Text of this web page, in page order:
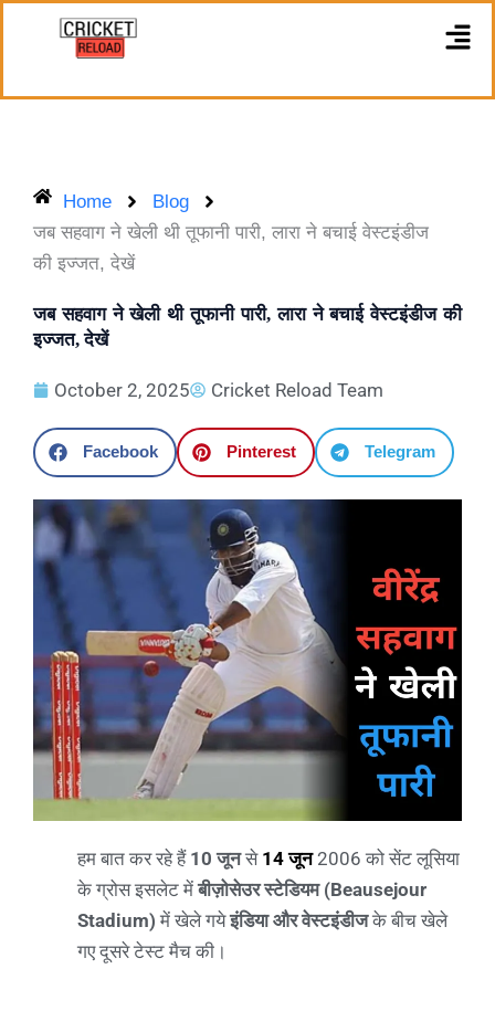
Home
Blog
जब सहवाग ने खेली थी तूफानी पारी, लारा ने बचाई वेस्टइंडीज
की इज्जत, देखें
जब सहवाग ने खेली थी तूफानी पारी, लारा ने बचाई वेस्टइंडीज की
इज्जत, देखें
October 2, 2025 Cricket Reload Team
Facebook Pinterest Telegram
हम बात कर रहे हैं 10 जूनसे 14 जून2006 को सेंट लूसिया
के ग्रोस इसलेट मेंबीज़ोसेउर स्टेडियम (Beausejour
Stadium) में खेले गयेइंडिया और वेस्टइंडीजके बीच खेले
गए दूसरे टेस्ट मैच की।